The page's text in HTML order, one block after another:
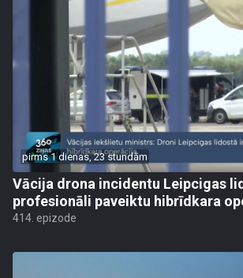
pirms 1 dienas, 23 stundām
Vācija drona incidentu Leipcigas
profesionāli paveiktu hibrīdkara
414. epizode